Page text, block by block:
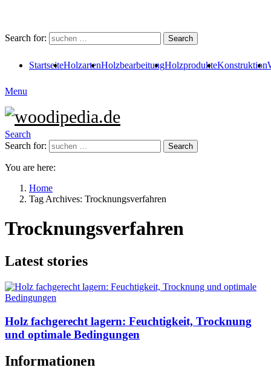
Search for: Search
StartseiteHolzartenHolzbearbeitungHolzprodukteKonstruktion
Menu
Search
Search for:
Search
You are here:
Home
Tag Archives: Trocknungsverfahren
Trocknungsverfahren
Latest stories
Holz fachgerecht lagern: Feuchtigkeit, Trocknung
und optimale Bedingungen
Informationen